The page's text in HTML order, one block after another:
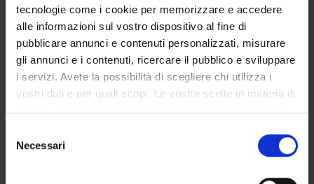
tecnologie come i cookie per memorizzare e accedere
alle informazioni sul vostro dispositivo al fine di
pubblicare annunci e contenuti personalizzati, misurare
gli annunci e i contenuti, ricercare il pubblico e sviluppare
i servizi. Avete la possibilità di scegliere chi utilizza i
vostri dati e per quali scopi. Le vostre scelte in materia di
privacy sono applicabili solo su questa proprietà digitale
modificare o revocare il proprio consenso in qualsiasi
momento dalla Dichiarazione sui cookie o facendo clic
delNecessari
0 anni
Organo di controllo
Comitato Scientifico del Corso di aggiornamento
professionale in Nuovi modelli organizzativi e tecnologici
per lo smart working
Sede